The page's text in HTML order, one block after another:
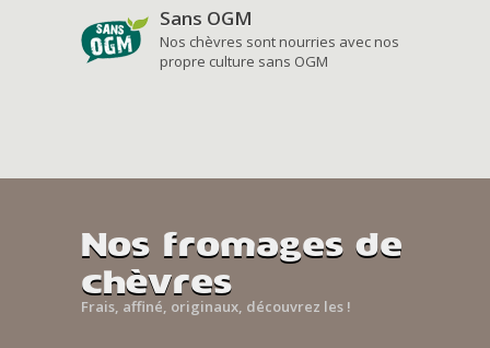
Sans OGM
Nos chèvres sont nourries avec nos
propre culture sans OGM
Nos fromages de
chèvres
Frais, affiné, originaux, découvrez les !